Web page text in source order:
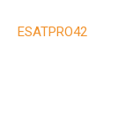
ESATPRO42